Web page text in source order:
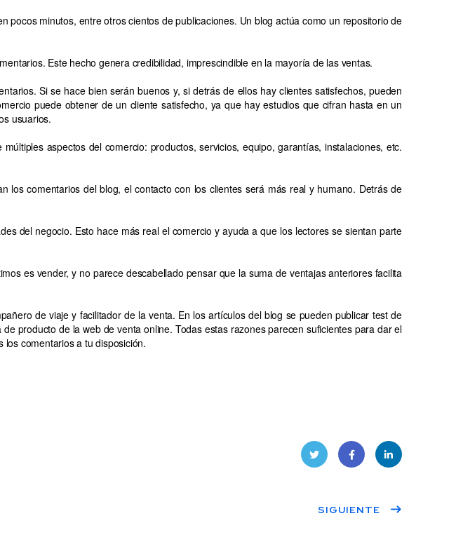
pocos minutos, entre otros cientos de publicaciones. Un blog actúa como un repositorio de
Este hecho genera credibilidad, imprescindible en la mayoría de las ventas.
Si se hace bien serán buenos y, si detrás de ellos hay clientes satisfechos, pueden
puede obtener de un cliente satisfecho, ya que hay estudios que cifran hasta en un
usuarios.
aspectos del comercio: productos, servicios, equipo, garantías, instalaciones, etc.
los comentarios del blog, el contacto con los clientes será más real y humano. Detrás de
del negocio. Esto hace más real el comercio y ayuda a que los lectores se sientan parte
es vender, y no parece descabellado pensar que la suma de ventajas anteriores facilita
de viaje y facilitador de la venta. En los artículos del blog se pueden publicar test de
producto de la web de venta online. Todas estas razones parecen suficientes para dar el
comentarios a tu disposición.
er book dIn
SIGUIENTE